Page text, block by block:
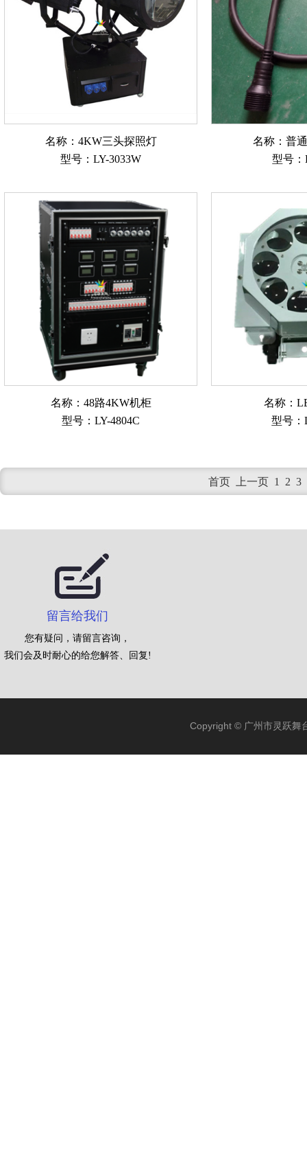
名称：4KW三头探照灯
型号：LY-3033W
名称：普
型号：
名称：48路4KW机柜
型号：LY-4804C
名称：
型号：
首页 上一页 1 2 3
留言给我们
您有疑问，请留言咨询，
我们会及时耐心的给您解答、回复!
Copyright © 广州市灵跃